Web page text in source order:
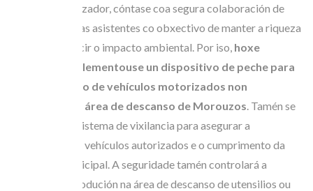
Comité Organizador, cóntase coa segura colaboración de
todas as persoas asistentes co obxectivo de manter a riqueza
da zona e reducir o impacto ambiental. Por iso, hoxe
mércores implementouse un dispositivo de peche para
evitar o acceso de vehículos motorizados non
autorizados á área de descanso de Morouzos . Tamén se
despregou un sistema de vixilancia para asegurar a
circulación dos vehículos autorizados e o cumprimento da
normativa municipal. A seguridade tamén controlará a
posesión e introdución na área de descanso de utensilios ou